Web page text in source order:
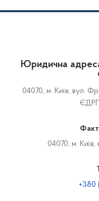
Юридична
04070, м. Київ, вул.
04070, м. Київ,
+380